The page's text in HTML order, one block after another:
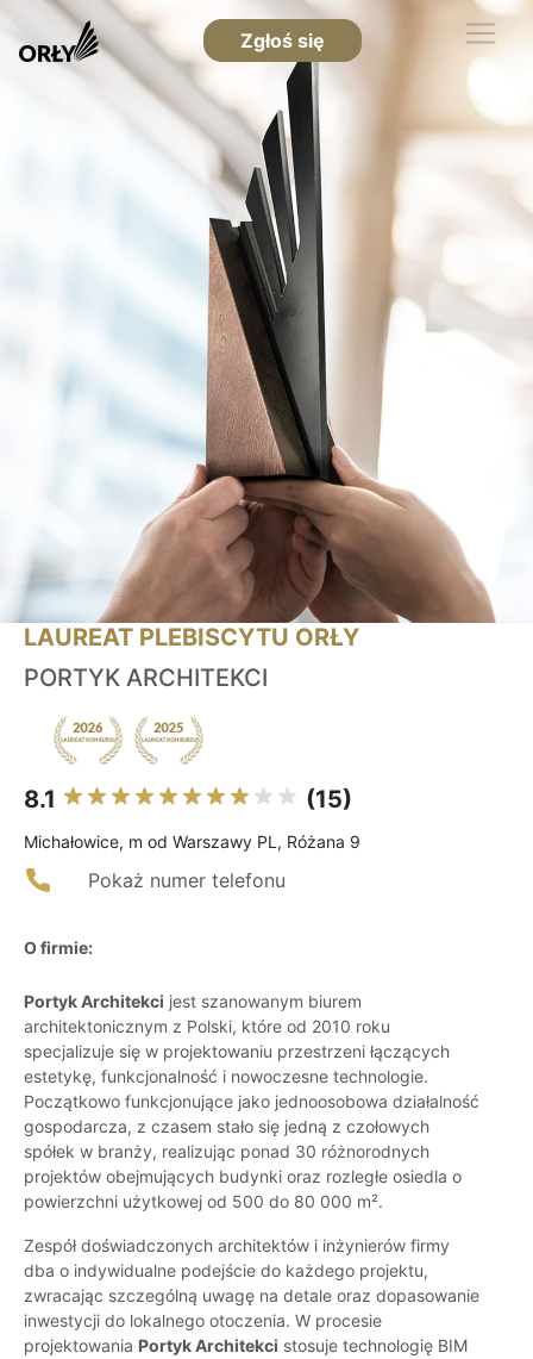
Zgłoś się
LAUREAT PLEBISCYTU ORŁY
PORTYK ARCHITEKCI
8.1 (15)
Michałowice, m od Warszawy PL, Różana 9
Pokaż numer telefonu
O firmie:
Portyk Architekci jest szanowanym biurem
architektonicznym z Polski, które od 2010 roku
specjalizuje się w projektowaniu przestrzeni łączących
estetykę, funkcjonalność i nowoczesne technologie.
Początkowo funkcjonujące jako jednoosobowa działalność
gospodarcza, z czasem stało się jedną z czołowych
spółek w branży, realizując ponad 30 różnorodnych
projektów obejmujących budynki oraz rozległe osiedla o
powierzchni użytkowej od 500 do 80 000 m².
Zespół doświadczonych architektów i inżynierów firmy
dba o indywidualne podejście do każdego projektu,
zwracając szczególną uwagę na detale oraz dopasowanie
inwestycji do lokalnego otoczenia. W procesie
projektowania Portyk Architekci stosuje technologię BIM